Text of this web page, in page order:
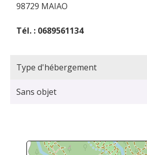
98729 MAIAO
Tél. : 0689561134
Type d'hébergement
Sans objet